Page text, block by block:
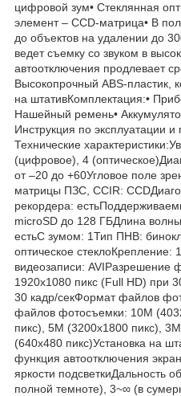
цифровой зум• Стеклянная
элемент – CCD-матрица• В
до объектов на удалении до
ведет съемку со звуком в
автоотключения продлевает
Высокопрочный ABS-пластик,
на штативКомплектация:•
Нашейный ремень•
Инструкция по эксплуатации и
Технические
(цифровое), 4
от –20 до +60Угловое поле
матрицы ПЗС, CCIR:
рекордера:
microSD до 128 ГБДлина
естьС зумом: 1Тип ПНВ:
оптическое
видеозаписи: AVIРазрешение
1920х1080 пикс (Full HD) при
30 кадр/секФормат файлов
файлов фотосъемки: 10M
пикс), 5M (3200x1800 пикс),
(640x480 пикс)Установка на
функция автоотключения
яркости подсветкиДальность
полной темноте), 3~∞ (в